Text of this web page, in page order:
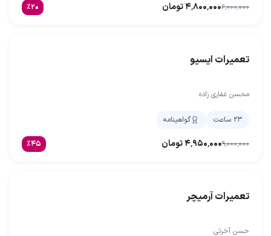
۶٬۰۰۰٬۰۰۰۴٬۸۰۰٬۰۰۰تومان ٪۲۰
تعمیرات ایسیو
محسن غفاری زاده
۲۳ ساعت گواهینامه
۹٬۰۰۰٬۰۰۰۴٬۹۵۰٬۰۰۰تومان ٪۴۵
تعمیرات آرمیچر
حسن آخرتی